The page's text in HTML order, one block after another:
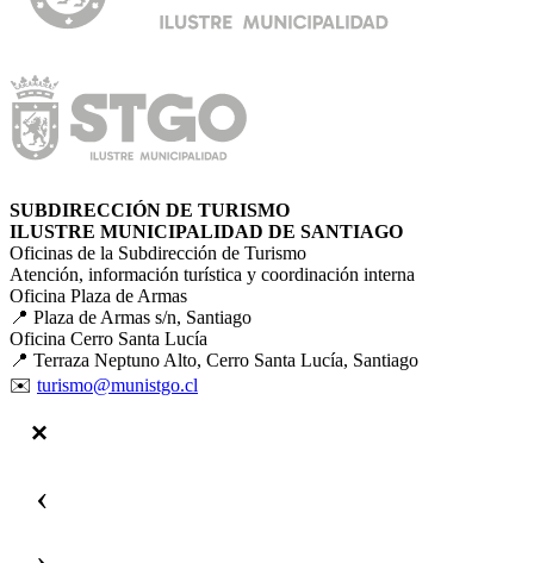
SUBDIRECCIÓN DE TURISMO
ILUSTRE MUNICIPALIDAD DE SANTIAGO
Oficinas de la Subdirección de Turismo
Atención, información turística y coordinación interna
Oficina Plaza de Armas
📍 Plaza de Armas s/n, Santiago
Oficina Cerro Santa Lucía
📍 Terraza Neptuno Alto, Cerro Santa Lucía, Santiago
✉️ turismo@munistgo.cl
‹